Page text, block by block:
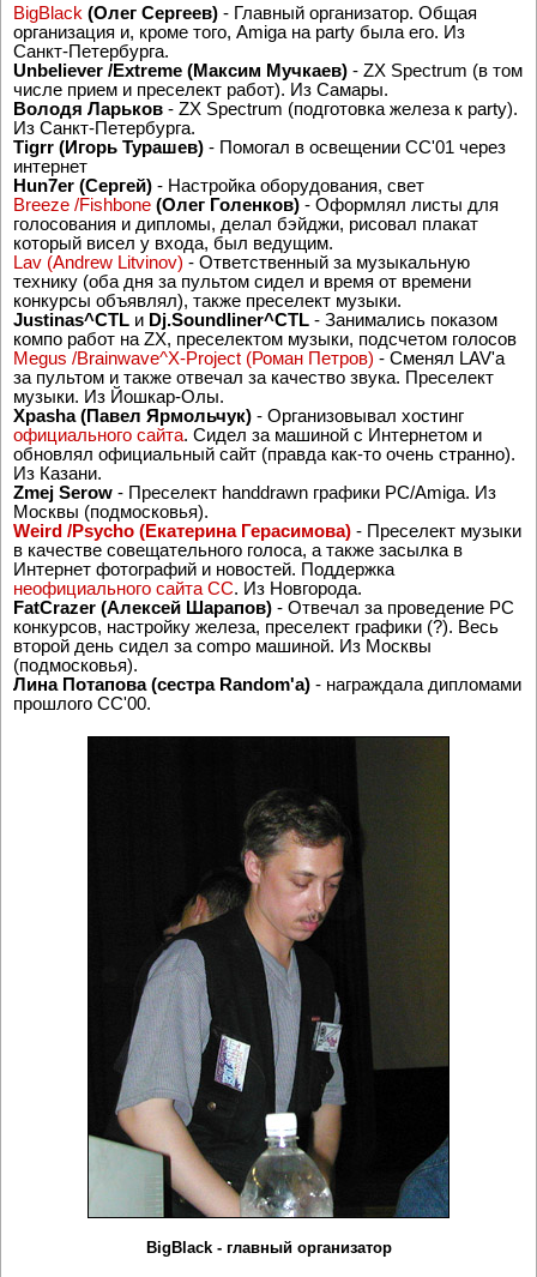
BigBlack (Олег Сергеев) - Главный организатор. Общая
организация и, кроме того, Amiga на party была его. Из
Санкт-Петербурга.
Unbeliever /Extreme (Максим Мучкаев) - ZX Spectrum (в том
числе прием и преселект работ). Из Самары.
Володя Ларьков - ZX Spectrum (подготовка железа к party).
Из Санкт-Петербурга.
Tigrr (Игорь Турашев) - Помогал в освещении CC'01 через
интернет
Hun7er (Сергей) - Настройка оборудования, свет
Breeze /Fishbone (Олег Голенков) - Оформлял листы для
голосования и дипломы, делал бэйджи, рисовал плакат
который висел у входа, был ведущим.
Lav (Andrew Litvinov) - Ответственный за музыкальную
технику (оба дня за пультом сидел и время от времени
конкурсы объявлял), также преселект музыки.
Justinas^CTL и Dj.Soundliner^CTL - Занимались показом
компо работ на ZX, преселектом музыки, подсчетом голосов
Megus /Brainwave^X-Project (Роман Петров) - Сменял LAV'a
за пультом и также отвечал за качество звука. Преселект
музыки. Из Йошкар-Олы.
Xpasha (Павел Ярмольчук) - Организовывал хостинг
официального сайта. Сидел за машиной с Интернетом и
обновлял официальный сайт (правда как-то очень странно).
Из Казани.
Zmej Serow - Преселект handdrawn графики PC/Amiga. Из
Москвы (подмосковья).
Weird /Psycho (Екатерина Герасимова) - Преселект музыки
в качестве совещательного голоса, а также засылка в
Интернет фотографий и новостей. Поддержка
неофициального сайта CC. Из Новгорода.
FatCrazer (Алексей Шарапов) - Отвечал за проведение PC
конкурсов, настройку железа, преселект графики (?). Весь
второй день сидел за compo машиной. Из Москвы
(подмосковья).
Лина Потапова (сестра Random'a) - награждала дипломами
прошлого CC'00.
BigBlack - главный организатор